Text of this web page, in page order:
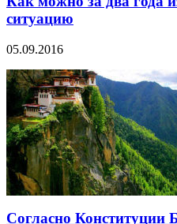
ситуацию
05.09.2016
Согласно Конституции